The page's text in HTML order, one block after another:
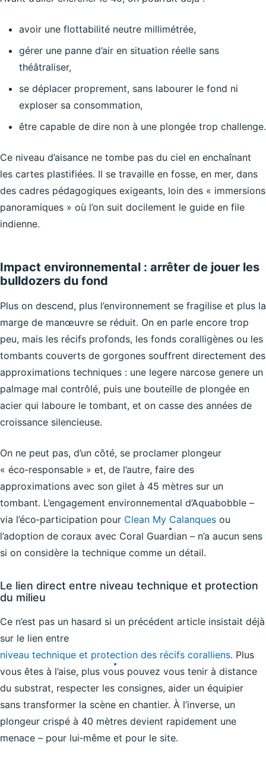
avoir une flottabilité neutre millimétrée,
gérer une panne d’air en situation réelle sans
théâtraliser,
se déplacer proprement, sans labourer le fond ni
exploser sa consommation,
être capable de dire non à une plongée trop challenge.
Ce niveau d’aisance ne tombe pas du ciel en enchaînant
les cartes plastifiées. Il se travaille en fosse, en mer, dans
des cadres pédagogiques exigeants, loin des « immersions
panoramiques » où l’on suit docilement le guide en file
indienne.
Impact environnemental : arrêter de jouer les
bulldozers du fond
Plus on descend, plus l’environnement se fragilise et plus la
marge de manœuvre se réduit. On en parle encore trop
peu, mais les récifs profonds, les fonds coralligènes ou les
tombants couverts de gorgones souffrent directement des
approximations techniques : une legere narcose genere un
palmage mal contrôlé, puis une bouteille de plongée en
acier qui laboure le tombant, et on casse des années de
croissance silencieuse.
On ne peut pas, d’un côté, se proclamer plongeur
« éco‑responsable » et, de l’autre, faire des
approximations avec son gilet à 45 mètres sur un
tombant. L’engagement environnemental d’Aquabobble –
via l’éco‑participation pour Clean My Calanques ou
l’adoption de coraux avec Coral Guardian – n’a aucun sens
si on considère la technique comme un détail.
Le lien direct entre niveau technique et protection
du milieu
Ce n’est pas un hasard si un précédent article insistait déjà
sur le lien entre
niveau technique et protection des récifs coralliens. Plus
vous êtes à l’aise, plus vous pouvez vous tenir à distance
du substrat, respecter les consignes, aider un équipier
sans transformer la scène en chantier. À l’inverse, un
plongeur crispé à 40 mètres devient rapidement une
menace – pour lui‑même et pour le site.